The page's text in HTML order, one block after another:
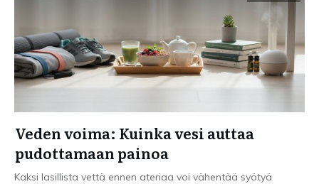
Veden voima: Kuinka vesi auttaa
pudottamaan painoa
Kaksi lasillista vettä ennen ateriaa voi vähentää syötyä